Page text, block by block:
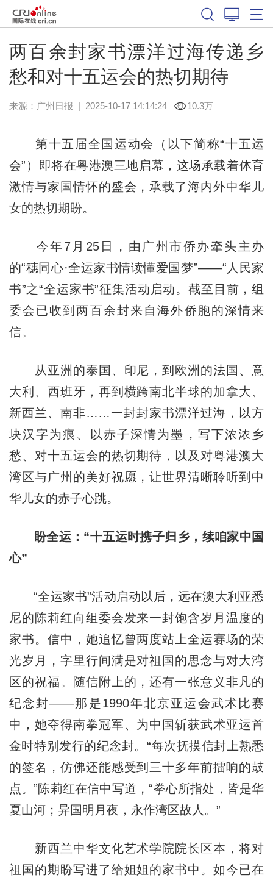
两百余封家书漂洋过海传递乡
愁和对十五运会的热切期待
来源： 广州日报 | 2025-10-17 14:14:24 10.3万
第十五届全国运动会（以下简称“十五运
会”）即将在粤港澳三地启幕，这场承载着体育
激情与家国情怀的盛会，承载了海内外中华儿
女的热切期盼。
今年7月25日，由广州市侨办牵头主办
的“穗同心·全运家书情读懂爱国梦”——“人民家
书”之“全运家书”征集活动启动。截至目前，组
委会已收到两百余封来自海外侨胞的深情来
信。
从亚洲的泰国、印尼，到欧洲的法国、意
大利、西班牙，再到横跨南北半球的加拿大、
新西兰、南非……一封封家书漂洋过海，以方
块汉字为痕、以赤子深情为墨，写下浓浓乡
愁、对十五运会的热切期待，以及对粤港澳大
湾区与广州的美好祝愿，让世界清晰聆听到中
华儿女的赤子心跳。
盼全运：“十五运时携子归乡，续咱家中国
心”
“全运家书”活动启动以后，远在澳大利亚悉
尼的陈莉红向组委会发来一封饱含岁月温度的
家书。信中，她追忆曾两度站上全运赛场的荣
光岁月，字里行间满是对祖国的思念与对大湾
区的祝福。随信附上的，还有一张意义非凡的
纪念封——那是1990年北京亚运会武术比赛
中，她夺得南拳冠军、为中国斩获武术亚运首
金时特别发行的纪念封。“每次抚摸信封上熟悉
的签名，仿佛还能感受到三十多年前擂响的鼓
点。”陈莉红在信中写道，“拳心所指处，皆是华
夏山河；异国明月夜，永作湾区故人。”
新西兰中华文化艺术学院院长区本，将对
祖国的期盼写进了给姐姐的家书中。如今已在